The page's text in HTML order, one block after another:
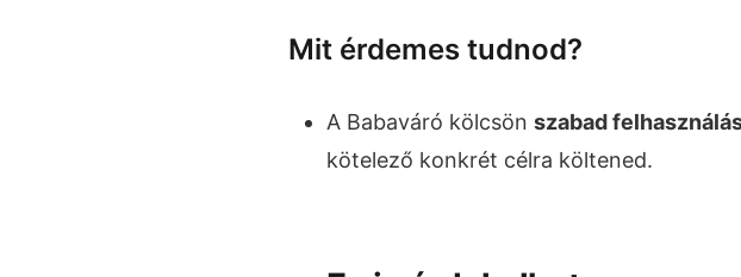
Mit érdemes tudnod?
A Babaváró kölcsön szabad
kötelező konkrét célra költened.